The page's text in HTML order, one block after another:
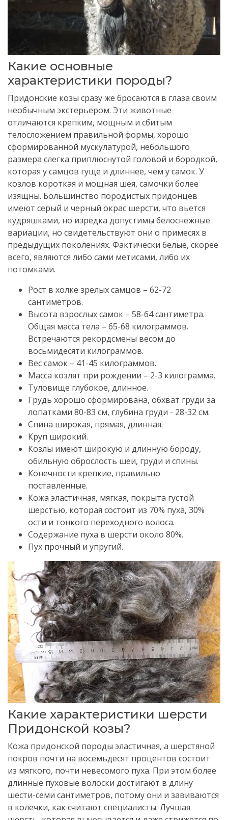
Какие основные
характеристики породы?
Придонские козы сразу же бросаются в глаза своим
необычным экстерьером. Эти животные
отличаются крепким, мощным и сбитым
телосложением правильной формы, хорошо
сформированной мускулатурой, небольшого
размера слегка приплюснутой головой и бородкой,
которая у самцов гуще и длиннее, чем у самок. У
козлов короткая и мощная шея, самочки более
изящны. Большинство породистых придонцев
имеют серый и черный окрас шерсти, что вьется
кудряшками, но изредка допустимы белоснежные
вариации, но свидетельствуют они о примесях в
предыдущих поколениях. Фактически белые, скорее
всего, являются либо сами метисами, либо их
потомками.
Рост в холке зрелых самцов – 62-72
сантиметров.
Высота взрослых самок – 58-64 сантиметра.
Общая масса тела – 65-68 килограммов.
Встречаются рекордсмены весом до
восьмидесяти килограммов.
Вес самок – 41-45 килограммов.
Масса козлят при рождении – 2-3 килограмма.
Туловище глубокое, длинное.
Грудь хорошо сформирована, обхват груди за
лопатками 80-83 см, глубина груди - 28-32 см.
Спина широкая, прямая, длинная.
Круп широкий.
Козлы имеют широкую и длинную бороду,
обильную оброслость шеи, груди и спины.
Конечности крепкие, правильно
поставленные.
Кожа эластичная, мягкая, покрыта густой
шерстью, которая состоит из 70% пуха, 30%
ости и тонкого переходного волоса.
Содержание пуха в шерсти около 80%.
Пух прочный и упругий.
Какие характеристики шерсти
Придонской козы?
Кожа придонской породы эластичная, а шерстяной
покров почти на восемьдесят процентов состоит
из мягкого, почти невесомого пуха. При этом более
длинные пуховые волоски достигают в длину
шести-семи сантиметров, потому они и завиваются
в колечки, как считают специалисты. Лучшая